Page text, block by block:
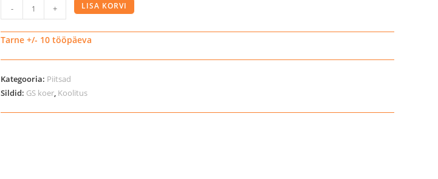
nahast
piits
kogus
- + LISA KORVI
Tarne +/- 10 tööpäeva
Kategooria: Piitsad
Sildid: GS koer, Koolitus